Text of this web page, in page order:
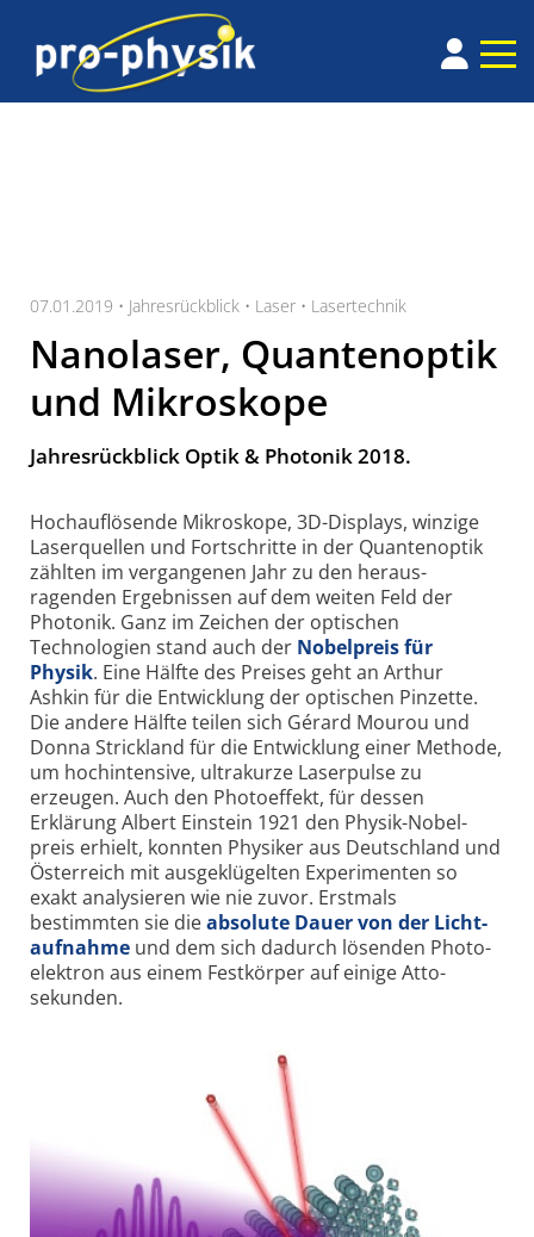
07.01.2019 • Jahresrückblick • Laser • Lasertechnik
Nanolaser, Quantenoptik
und Mikroskope
Jahresrückblick Optik & Photonik 2018.
Hochauflösende Mikroskope, 3D-Displays, winzige
Laser­quellen und Fort­schritte in der Quanten­optik
zählten im vergangenen Jahr zu den heraus­
ragenden Ergebnissen auf dem weiten Feld der
Photonik. Ganz im Zeichen der optischen
Technologien stand auch der Nobel­preis für
Physik. Eine Hälfte des Preises geht an Arthur
Ashkin für die Entwicklung der optischen Pinzette.
Die andere Hälfte teilen sich Gérard Mourou und
Donna Strick­land für die Entwicklung einer Methode,
um hoch­intensive, ultra­kurze Laser­pulse zu
erzeugen. Auch den Photo­effekt, für dessen
Erklärung Albert Einstein 1921 den Physik-Nobel­
preis erhielt, konnten Physiker aus Deutsch­land und
Öster­reich mit ausgeklügelten Experimenten so
exakt analysieren wie nie zuvor. Erst­mals
bestimmten sie dieabsolute Dauer von der Licht­
aufnahme und dem sich dadurch lösenden Photo­
elektron aus einem Fest­körper auf einige Atto­
sekunden.